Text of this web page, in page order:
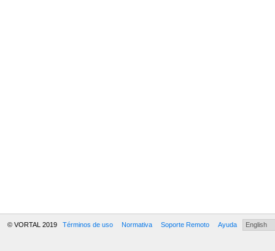
© VORTAL 2019 Términos de uso Normativa Soporte Remoto Ayuda